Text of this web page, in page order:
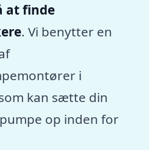
at finde
. Vi benytter en
i
kan sætte din
op inden for